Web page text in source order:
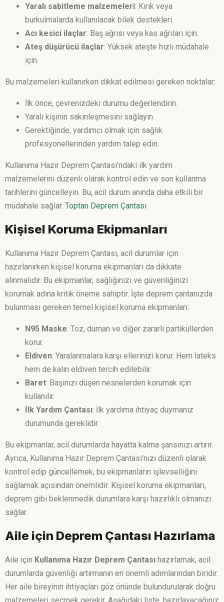
Yaralı sabitleme malzemeleri: Kırık veya
burkulmalarda kullanılacak bilek destekleri.
Acı kesici ilaçlar: Baş ağrısı veya kas ağrıları için.
Ateş düşürücü ilaçlar: Yüksek ateşte hızlı müdahale
için.
Bu malzemeleri kullanırken dikkat edilmesi gereken noktalar:
İlk önce, çevrenizdeki durumu değerlendirin.
Yaralı kişinin sakinleşmesini sağlayın.
Gerektiğinde, yardımcı olmak için sağlık
profesyonellerinden yardım talep edin.
Kullanıma Hazır Deprem Çantası’ndaki ilk yardım
malzemelerini düzenli olarak kontrol edin ve son kullanma
tarihlerini güncelleyin. Bu, acil durum anında daha etkili bir
müdahale sağlar. Toptan Deprem Çantası
Kişisel Koruma Ekipmanları
Kullanıma Hazır Deprem Çantası, acil durumlar için
hazırlanırken kişisel koruma ekipmanları da dikkate
alınmalıdır. Bu ekipmanlar, sağlığınızı ve güvenliğinizi
korumak adına kritik öneme sahiptir. İşte deprem çantanızda
bulunması gereken temel kişisel koruma ekipmanları:
N95 Maske: Toz, duman ve diğer zararlı partiküllerden
korur.
Eldiven: Yaralanmalara karşı ellerinizi korur. Hem lateks
hem de kalın eldiven tercih edilebilir.
Baret: Başınızı düşen nesnelerden korumak için
kullanılır.
İlk Yardım Çantası: İlk yardıma ihtiyaç duymanız
durumunda gereklidir.
Bu ekipmanlar, acil durumlarda hayatta kalma şansınızı artırır.
Ayrıca, Kullanıma Hazır Deprem Çantası’nızı düzenli olarak
kontrol edip güncellemek, bu ekipmanların işlevselliğini
sağlamak açısından önemlidir. Kişisel koruma ekipmanları,
deprem gibi beklenmedik durumlara karşı hazırlıklı olmanızı
sağlar.
Aile için Deprem Çantası Hazırlama
Aile için Kullanıma Hazır Deprem Çantası hazırlamak, acil
durumlarda güvenliği artırmanın en önemli adımlarından biridir.
Her aile bireyinin ihtiyaçları göz önünde bulundurularak doğru